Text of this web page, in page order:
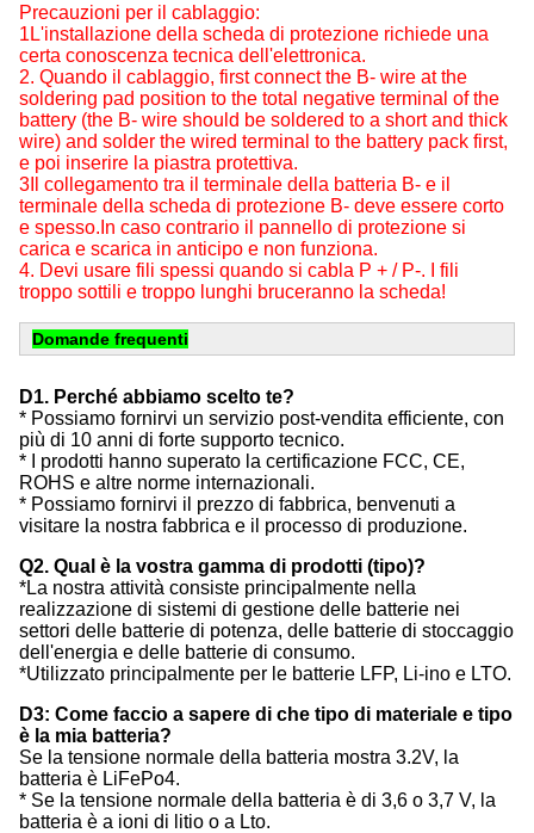
Precauzioni per il cablaggio:
1L'installazione della scheda di protezione richiede una
certa conoscenza tecnica dell'elettronica.
2. Quando il cablaggio, first connect the B- wire at the
soldering pad position to the total negative terminal of the
battery (the B- wire should be soldered to a short and thick
wire) and solder the wired terminal to the battery pack first,
e poi inserire la piastra protettiva.
3Il collegamento tra il terminale della batteria B- e il
terminale della scheda di protezione B- deve essere corto
e spesso.In caso contrario il pannello di protezione si
carica e scarica in anticipo e non funziona.
4. Devi usare fili spessi quando si cabla P + / P-. I fili
troppo sottili e troppo lunghi bruceranno la scheda!
Domande frequenti
D1. Perché abbiamo scelto te?
* Possiamo fornirvi un servizio post-vendita efficiente, con
più di 10 anni di forte supporto tecnico.
* I prodotti hanno superato la certificazione FCC, CE,
ROHS e altre norme internazionali.
* Possiamo fornirvi il prezzo di fabbrica, benvenuti a
visitare la nostra fabbrica e il processo di produzione.
Q2. Qual è la vostra gamma di prodotti (tipo)?
*La nostra attività consiste principalmente nella
realizzazione di sistemi di gestione delle batterie nei
settori delle batterie di potenza, delle batterie di stoccaggio
dell'energia e delle batterie di consumo.
*Utilizzato principalmente per le batterie LFP, Li-ino e LTO.
D3: Come faccio a sapere di che tipo di materiale e tipo
è la mia batteria?
Se la tensione normale della batteria mostra 3.2V, la
batteria è LiFePo4.
* Se la tensione normale della batteria è di 3,6 o 3,7 V, la
batteria è a ioni di litio o a Lto.